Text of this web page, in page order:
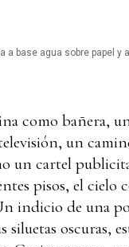
a base agua sobre papel y
como bañera,
un
un cartel
pisos, el cielo
indicio de una
oscuras,